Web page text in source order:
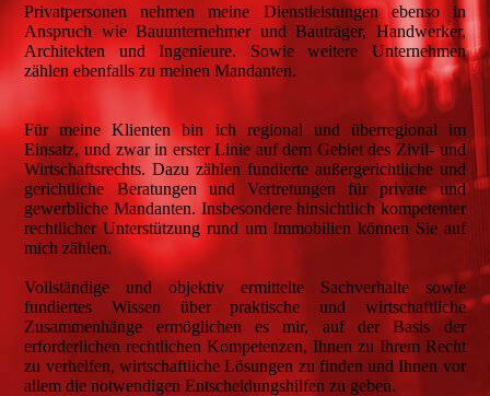
Privatpersonen nehmen meine Dienstleistungen ebenso in
Anspruch wie Bauunternehmer und Bauträger, Handwerker,
Architekten und Ingenieure. Sowie weitere Unternehmen
zählen ebenfalls zu meinen Mandanten.
Für meine Klienten bin ich regional und überregional im
Einsatz, und zwar in erster Linie auf dem Gebiet des Zivil- und
Wirtschaftsrechts. Dazu zählen fundierte außergerichtliche und
gerichtliche Beratungen und Vertretungen für private und
gewerbliche Mandanten. Insbesondere hinsichtlich kompetenter
rechtlicher Unterstützung rund um Immobilien können Sie auf
mich zählen.
Vollständige und objektiv ermittelte Sachverhalte sowie
fundiertes Wissen über praktische und wirtschaftliche
Zusammenhänge ermöglichen es mir, auf der Basis der
erforderlichen rechtlichen Kompetenzen, Ihnen zu Ihrem Recht
zu verhelfen, wirtschaftliche Lösungen zu finden und Ihnen vor
allem die notwendigen Entscheidungshilfen zu geben.